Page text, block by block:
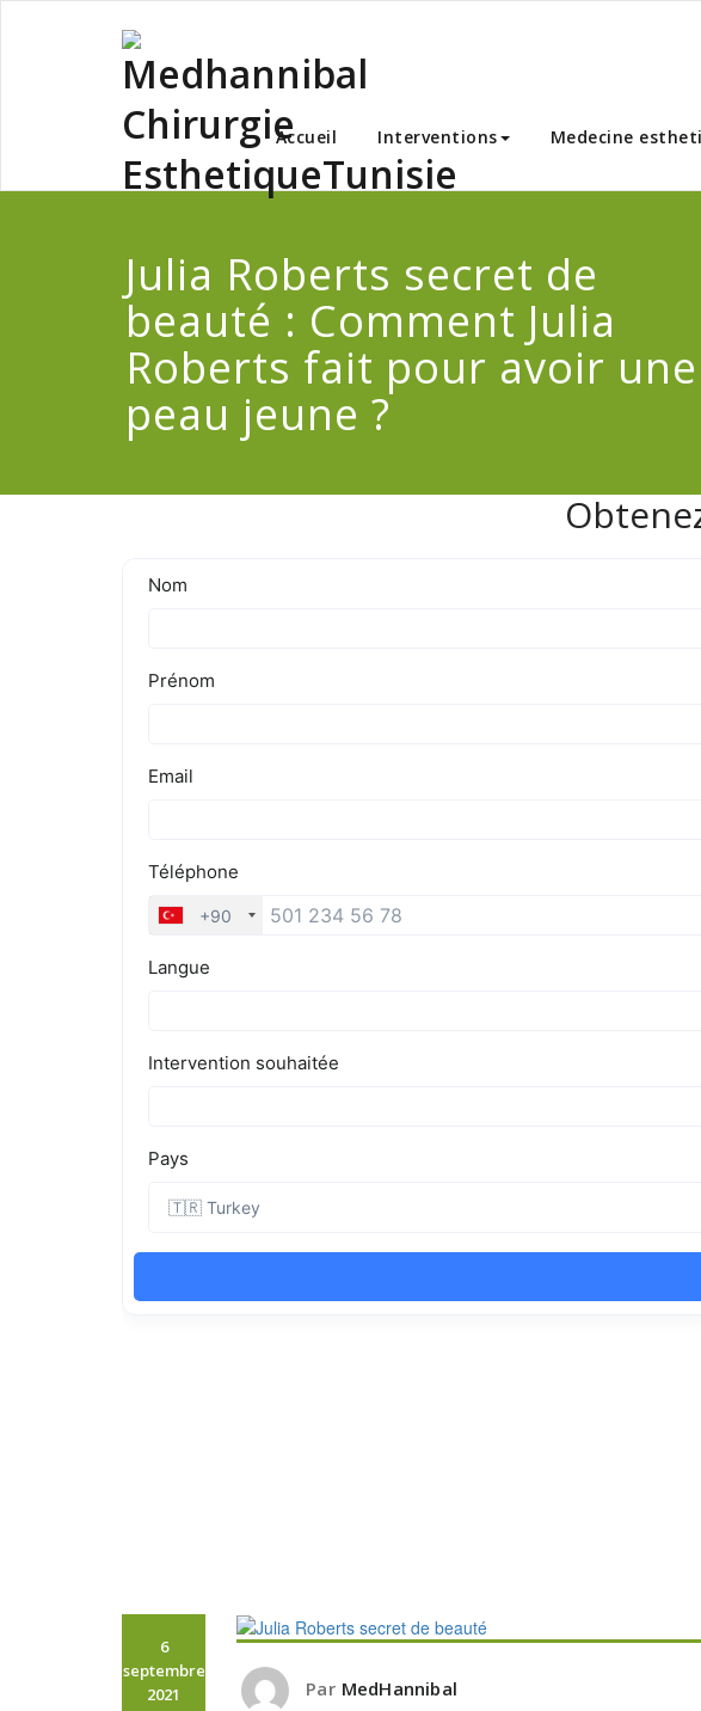
Accueil Interventions Medecine
Julia Roberts secret de
beauté : Comment Julia
Roberts fait pour avoir une
peau jeune ?
6
septembre
2021
Par MedHannibal